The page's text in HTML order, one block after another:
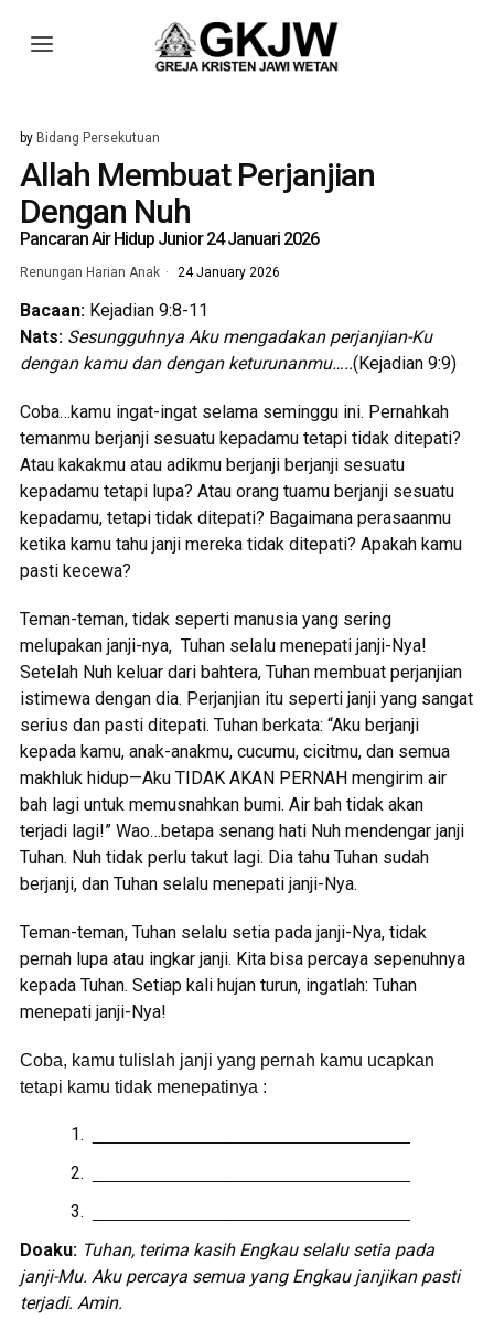
by Bidang Persekutuan
Allah Membuat Perjanjian
Dengan Nuh
Pancaran Air Hidup Junior 24 Januari 2026
Renungan Harian Anak 24 January 2026
Bacaan:Kejadian 9:8-11
Nats: Sesungguhnya Aku mengadakan perjanjian-Ku
dengan kamu dan dengan keturunanmu…..(Kejadian 9:9)
Coba…kamu ingat-ingat selama seminggu ini. Pernahkah
temanmu berjanji sesuatu kepadamu tetapi tidak ditepati?
Atau kakakmu atau adikmu berjanji berjanji sesuatu
kepadamu tetapi lupa? Atau orang tuamu berjanji sesuatu
kepadamu, tetapi tidak ditepati? Bagaimana perasaanmu
ketika kamu tahu janji mereka tidak ditepati? Apakah kamu
pasti kecewa?
Teman-teman, tidak seperti manusia yang sering
melupakan janji-nya, Tuhan selalu menepati janji-Nya!
Setelah Nuh keluar dari bahtera, Tuhan membuat perjanjian
istimewa dengan dia. Perjanjian itu seperti janji yang sangat
serius dan pasti ditepati. Tuhan berkata: “Aku berjanji
kepada kamu, anak-anakmu, cucumu, cicitmu, dan semua
makhluk hidup—Aku TIDAK AKAN PERNAH mengirim air
bah lagi untuk memusnahkan bumi. Air bah tidak akan
terjadi lagi!” Wao…betapa senang hati Nuh mendengar janji
Tuhan. Nuh tidak perlu takut lagi. Dia tahu Tuhan sudah
berjanji, dan Tuhan selalu menepati janji-Nya.
Teman-teman, Tuhan selalu setia pada janji-Nya, tidak
pernah lupa atau ingkar janji. Kita bisa percaya sepenuhnya
kepada Tuhan. Setiap kali hujan turun, ingatlah: Tuhan
menepati janji-Nya!
Coba, kamu tulislah janji yang pernah kamu ucapkan
tetapi kamu tidak menepatinya :
Doaku: Tuhan, terima kasih Engkau selalu setia pada
janji-Mu. Aku percaya semua yang Engkau janjikan pasti
terjadi. Amin.